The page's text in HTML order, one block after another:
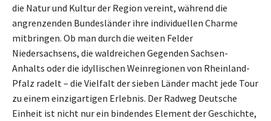
die Natur und Kultur der Region vereint, während die
angrenzenden Bundesländer ihre individuellen Charme
mitbringen. Ob man durch die weiten Felder
Niedersachsens, die waldreichen Gegenden Sachsen-
Anhalts oder die idyllischen Weinregionen von Rheinland-
Pfalz radelt – die Vielfalt der sieben Länder macht jede Tour
zu einem einzigartigen Erlebnis. Der Radweg Deutsche
Einheit ist nicht nur ein bindendes Element der Geschichte,